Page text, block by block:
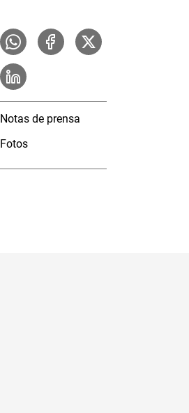
Notas de prensa
Fotos